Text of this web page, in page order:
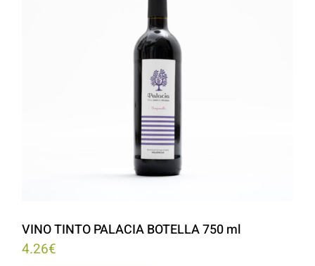
VINO TINTO PALACIA BOTELLA 750 ml
4.26€